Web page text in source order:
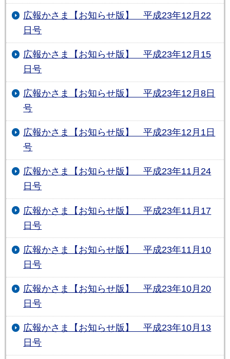
広報かさま【お知らせ版】 平成23年12月22
日号
広報かさま【お知らせ版】 平成23年12月15
日号
広報かさま【お知らせ版】 平成23年12月8日
号
広報かさま【お知らせ版】 平成23年12月1日
号
広報かさま【お知らせ版】 平成23年11月24
日号
広報かさま【お知らせ版】 平成23年11月17
日号
広報かさま【お知らせ版】 平成23年11月10
日号
広報かさま【お知らせ版】 平成23年10月20
日号
広報かさま【お知らせ版】 平成23年10月13
日号